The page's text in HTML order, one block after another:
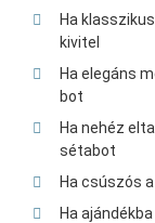
Ha
kivitel
Ha elegáns
bot
Ha nehéz
sétabot
Ha csúszós
Ha